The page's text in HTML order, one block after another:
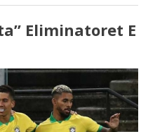
Eliminatoret E